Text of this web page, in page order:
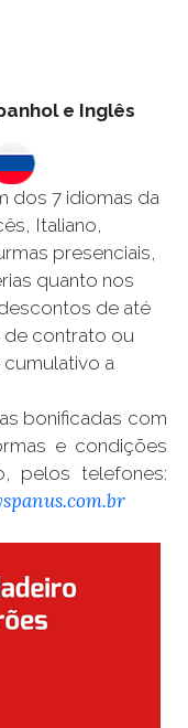
e Inglês
dos 7 idiomas da
Italiano,
presenciais,
quanto nos
de até
de contrato ou
a
bonificadas com
e condições
pelos telefones: